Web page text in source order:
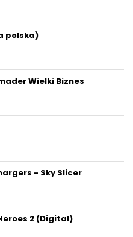
polska)
Wielki Biznes
- Sky Slicer
2 (Digital)